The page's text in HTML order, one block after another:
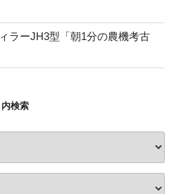
ラーJH3型「朝1分の農機考古
検索